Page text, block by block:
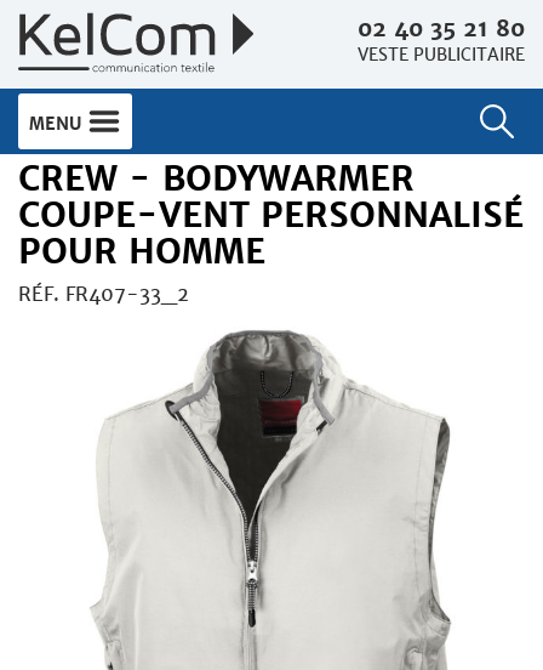
02 40 35 21 80
VESTE PUBLICITAIRE
MENU
CREW - BODYWARMER
COUPE-VENT PERSONNALISÉ
POUR HOMME
RÉF. FR407-33_2